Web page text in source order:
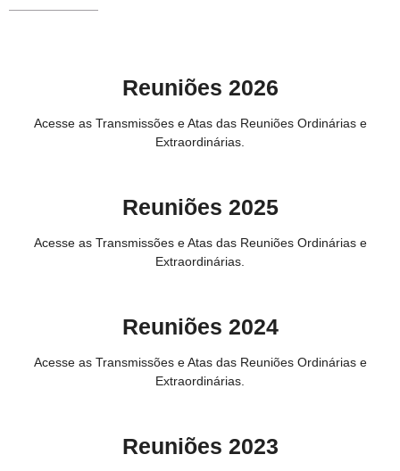
Reuniões 2026
Acesse as Transmissões e Atas das Reuniões Ordinárias e
Extraordinárias.
Reuniões 2025
Acesse as Transmissões e Atas das Reuniões Ordinárias e
Extraordinárias.
Reuniões 2024
Acesse as Transmissões e Atas das Reuniões Ordinárias e
Extraordinárias.
Reuniões 2023